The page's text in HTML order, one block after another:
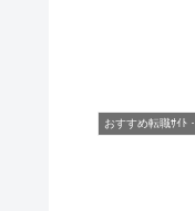
おすすめ転職ｻｲﾄ